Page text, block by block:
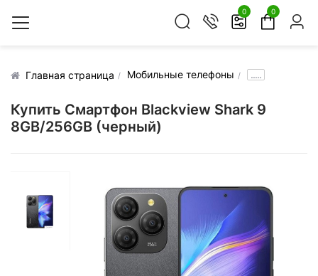
0 0
Главная страница Мобильные телефоны .....
Купить Смартфон Blackview Shark 9
8GB/256GB (черный)